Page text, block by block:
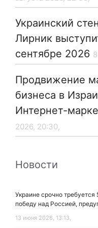
Украинский
Лирник
сентябре 2026
Продвижение
бизнеса в
Интернет-
2026, 20:30,
Новости
Украине срочно
победу над Россией,
13 июня 2026, 13:13,